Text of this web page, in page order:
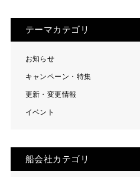
テーマカテゴリ
お知らせ
キャンペーン・特集
更新・変更情報
イベント
船会社カテゴリ